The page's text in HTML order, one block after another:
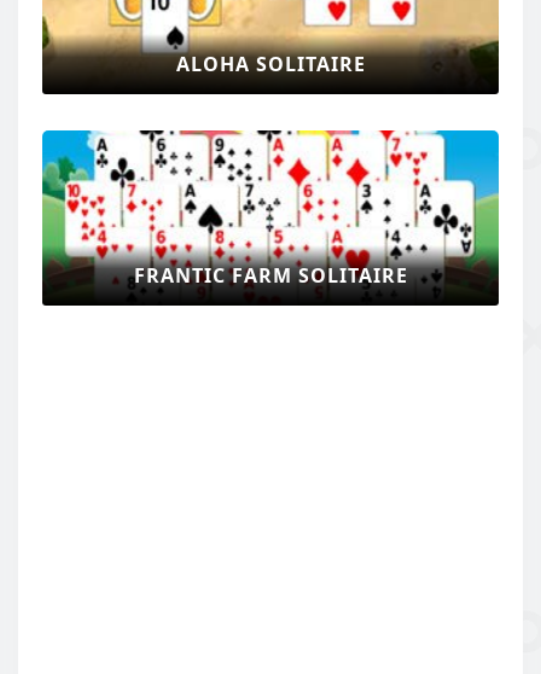
ALOHA SOLITAIRE
FRANTIC FARM SOLITAIRE